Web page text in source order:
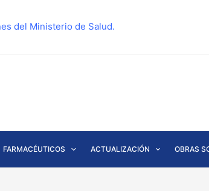
del Ministerio de Salud.
FARMACÉUTICOS ACTUALIZACIÓN OBRAS